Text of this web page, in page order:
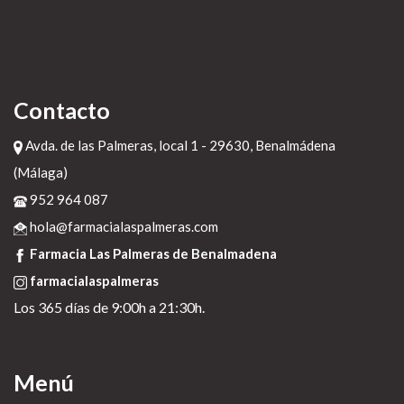
dostupnú-cenu
producto kamagra o kamagra oral jelly
Ver página
20 de diciembre de 2022
Contacto
Avda. de las Palmeras, local 1 - 29630, Benalmádena
(Málaga)
952 964 087
hola@farmacialaspalmeras.com
Farmacia Las Palmeras de Benalmadena
farmacialaspalmeras
Los 365 días de 9:00h a 21:30h.
Menú